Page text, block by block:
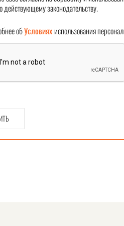
законодательству.
обУсловияхиспользования